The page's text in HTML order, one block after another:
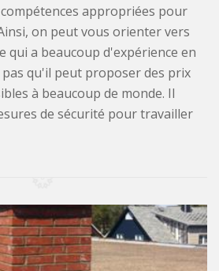
appropriées pour
on peut vous orienter vers
qui a beaucoup d'expérience en
qu'il peut proposer des prix
à beaucoup de monde. Il
de sécurité pour travailler